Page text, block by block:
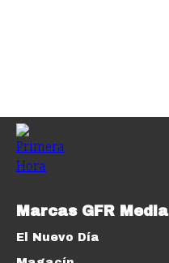
Marcas GFR Media
El Nuevo Día